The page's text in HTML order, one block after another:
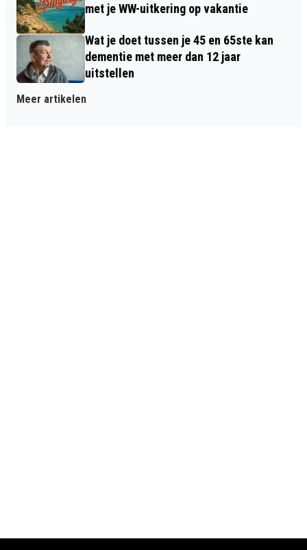
met je WW-uitkering op vakantie
Wat je doet tussen je 45 en 65ste kan
dementie met meer dan 12 jaar
uitstellen
Meer artikelen